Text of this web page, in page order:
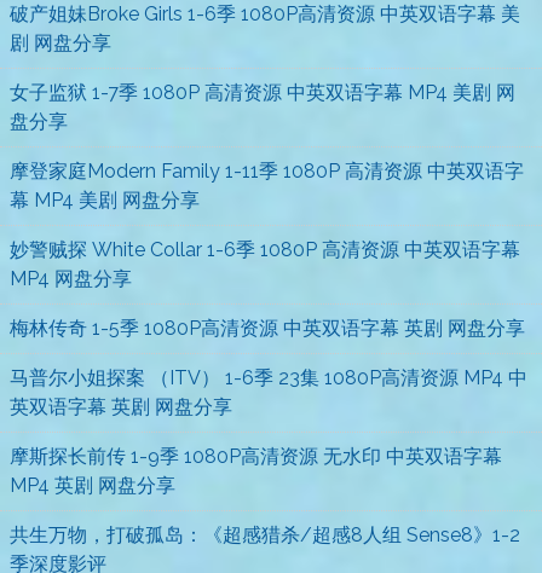
破产姐妹Broke Girls 1-6季 1080P高清资源 中英双语字幕 美
剧 网盘分享
女子监狱 1-7季 1080P 高清资源 中英双语字幕 MP4 美剧 网
盘分享
摩登家庭Modern Family 1-11季 1080P 高清资源 中英双语字
幕 MP4 美剧 网盘分享
妙警贼探 White Collar 1-6季 1080P 高清资源 中英双语字幕
MP4 网盘分享
梅林传奇 1-5季 1080P高清资源 中英双语字幕 英剧 网盘分享
马普尔小姐探案 （ITV） 1-6季 23集 1080P高清资源 MP4 中
英双语字幕 英剧 网盘分享
摩斯探长前传 1-9季 1080P高清资源 无水印 中英双语字幕
MP4 英剧 网盘分享
共生万物，打破孤岛：《超感猎杀/超感8人组 Sense8》1-2
季深度影评